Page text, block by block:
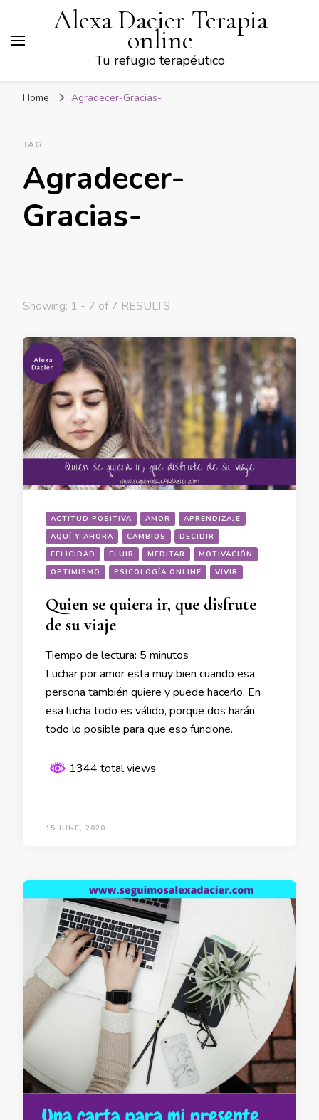
Alexa Dacier Terapia
online
Tu refugio terapéutico
Home Agradecer-Gracias-
TAG
Agradecer-
Gracias-
Showing: 1 - 7 of 7 RESULTS
ACTITUD POSITIVA AMOR
APRENDIZAJE
AQUÍ Y AHORA
CAMBIOS
DECIDIR
FELICIDAD
FLUIR MEDITAR
MOTIVACIÓN
OPTIMISMO
PSICOLOGÍA ONLINE VIVIR
Quien se quiera ir, que disfrute
de su viaje
Tiempo de lectura: 5 minutos
Luchar por amor esta muy bien cuando esa
persona también quiere y puede hacerlo. En
esa lucha todo es válido, porque dos harán
todo lo posible para que eso funcione.
1344 total views
15 JUNE, 2020